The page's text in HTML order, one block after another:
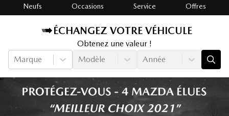
Neufs Occasions Service Offres
ÉCHANGEZ VOTRE VÉHICULE
Obtenez une valeur !
Marque
Modèle Année